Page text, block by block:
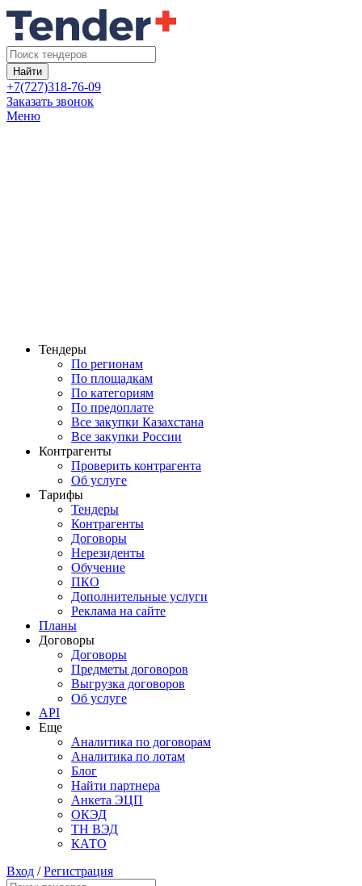
Найти
+7(727)318-76-09
Заказать звонок
Меню
Тендеры
По регионам
По площадкам
По категориям
По предоплате
Все закупки Казахстана
Все закупки России
Контрагенты
Проверить контрагента
Об услуге
Тарифы
Тендеры
Контрагенты
Договоры
Нерезиденты
Обучение
ПКО
Дополнительные услуги
Реклама на сайте
Планы
Договоры
Договоры
Предметы договоров
Выгрузка договоров
Об услуге
API
Еще
Аналитика по договорам
Аналитика по лотам
Блог
Найти партнера
Анкета ЭЦП
ОКЭД
ТН ВЭД
КАТО
Вход /Регистрация